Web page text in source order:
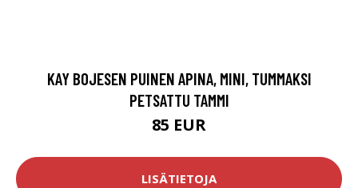
KAY BOJESEN PUINEN APINA, MINI, TUMMAKSI
PETSATTU TAMMI
85 EUR
LISÄTIETOJA